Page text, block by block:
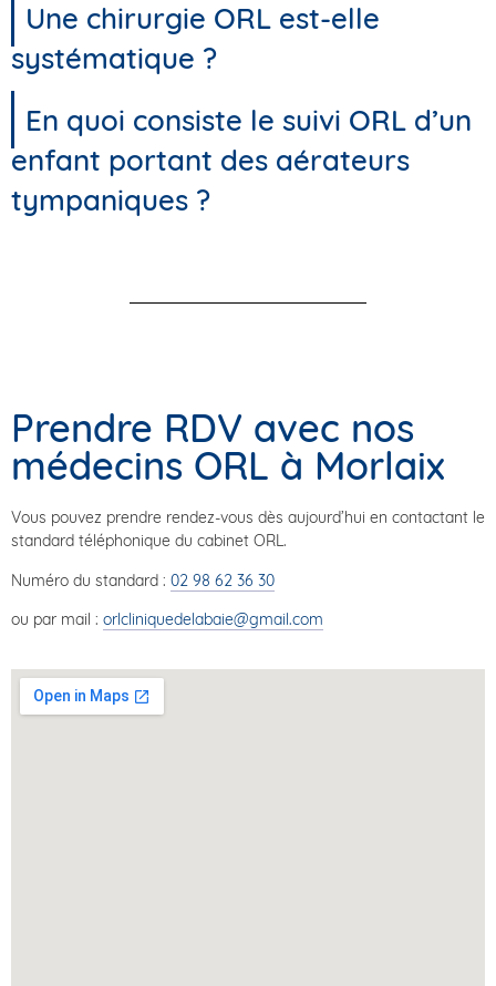
Une chirurgie ORL est-elle
systématique ?
En quoi consiste le suivi ORL d’un
enfant portant des aérateurs
tympaniques ?
Prendre RDV avec nos
médecins ORL à Morlaix
Vous pouvez prendre rendez-vous dès aujourd’hui en contactant le
standard téléphonique du cabinet ORL.
Numéro du standard : 02 98 62 36 30
ou par mail : orlcliniquedelabaie@gmail.com